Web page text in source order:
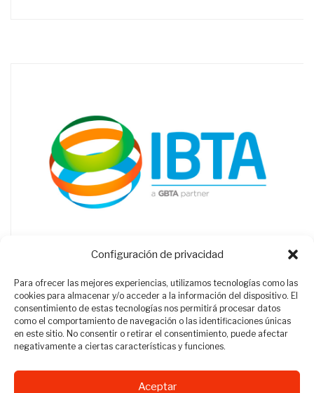
Configuración de privacidad
Para ofrecer las mejores experiencias, utilizamos tecnologías como las
cookies para almacenar y/o acceder a la información del dispositivo. El
consentimiento de estas tecnologías nos permitirá procesar datos
como el comportamiento de navegación o las identificaciones únicas
en este sitio. No consentir o retirar el consentimiento, puede afectar
negativamente a ciertas características y funciones.
Aceptar